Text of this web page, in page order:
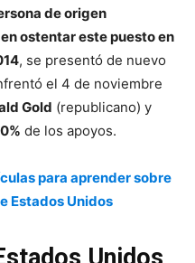
de origen
ostentar este puesto en
, se presentó de nuevo
el 4 de noviembre
Gold (republicano) y
de los apoyos.
para aprender sobre
Estados Unidos